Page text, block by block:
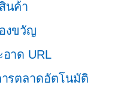
นค้า
งขวัญ
าด URL
ารตลาดอัตโนมัติ